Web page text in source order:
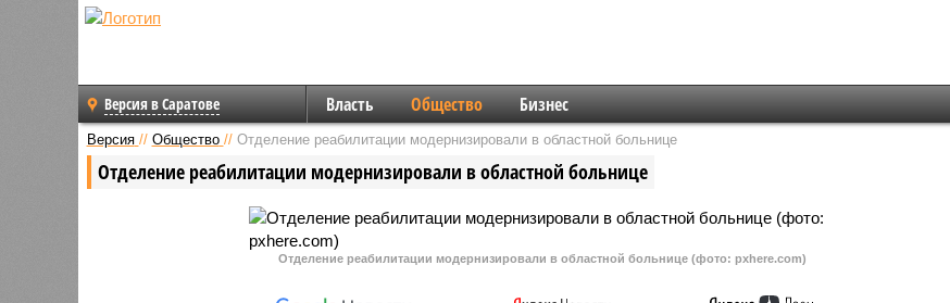
Версия в Саратове Власть Общество Бизнес
Версия // Общество // Отделение реабилитации модернизировали в областной больнице
Отделение реабилитации модернизировали в областной больнице
Отделение реабилитации модернизировали в областной больнице (фото: pxhere.com)